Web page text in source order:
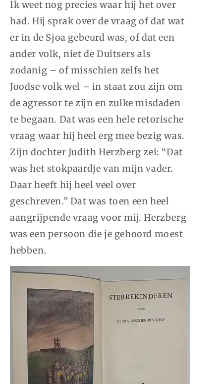
Ik weet nog precies waar hij het over
had. Hij sprak over de vraag of dat wat
er in de Sjoa gebeurd was, of dat een
ander volk, niet de Duitsers als
zodanig – of misschien zelfs het
Joodse volk wel – in staat zou zijn om
de agressor te zijn en zulke misdaden
te begaan. Dat was een hele retorische
vraag waar hij heel erg mee bezig was.
Zijn dochter Judith Herzberg zei: “Dat
was het stokpaardje van mijn vader.
Daar heeft hij heel veel over
geschreven.” Dat was toen een heel
aangrijpende vraag voor mij. Herzberg
was een persoon die je gehoord moest
hebben.